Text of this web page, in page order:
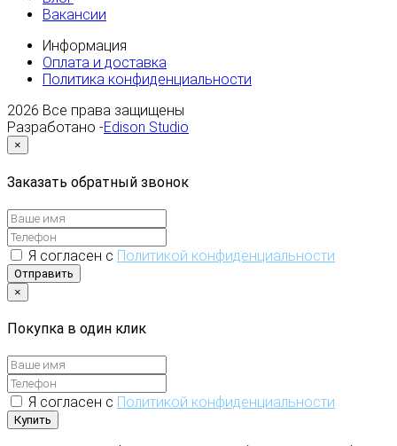
Вакансии
Информация
Оплата и доставка
Политика конфиденциальности
2026 Все права защищены
Разработано -Edison Studio
×
Заказать обратный звонок
Я согласен с Политикой конфиденциальности
Отправить
×
Покупка в один клик
Я согласен с Политикой конфиденциальности
Купить